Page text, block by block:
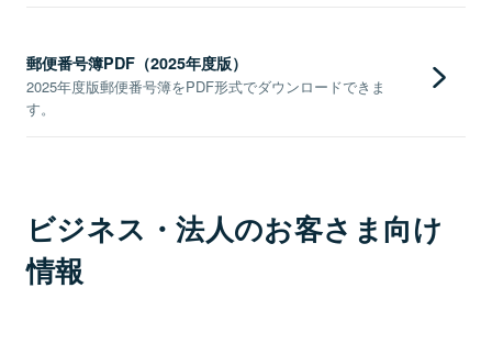
郵便番号簿PDF（2025年度版）
2025年度版郵便番号簿をPDF形式でダウンロードできま
す。
ビジネス・法人のお客さま向け
情報